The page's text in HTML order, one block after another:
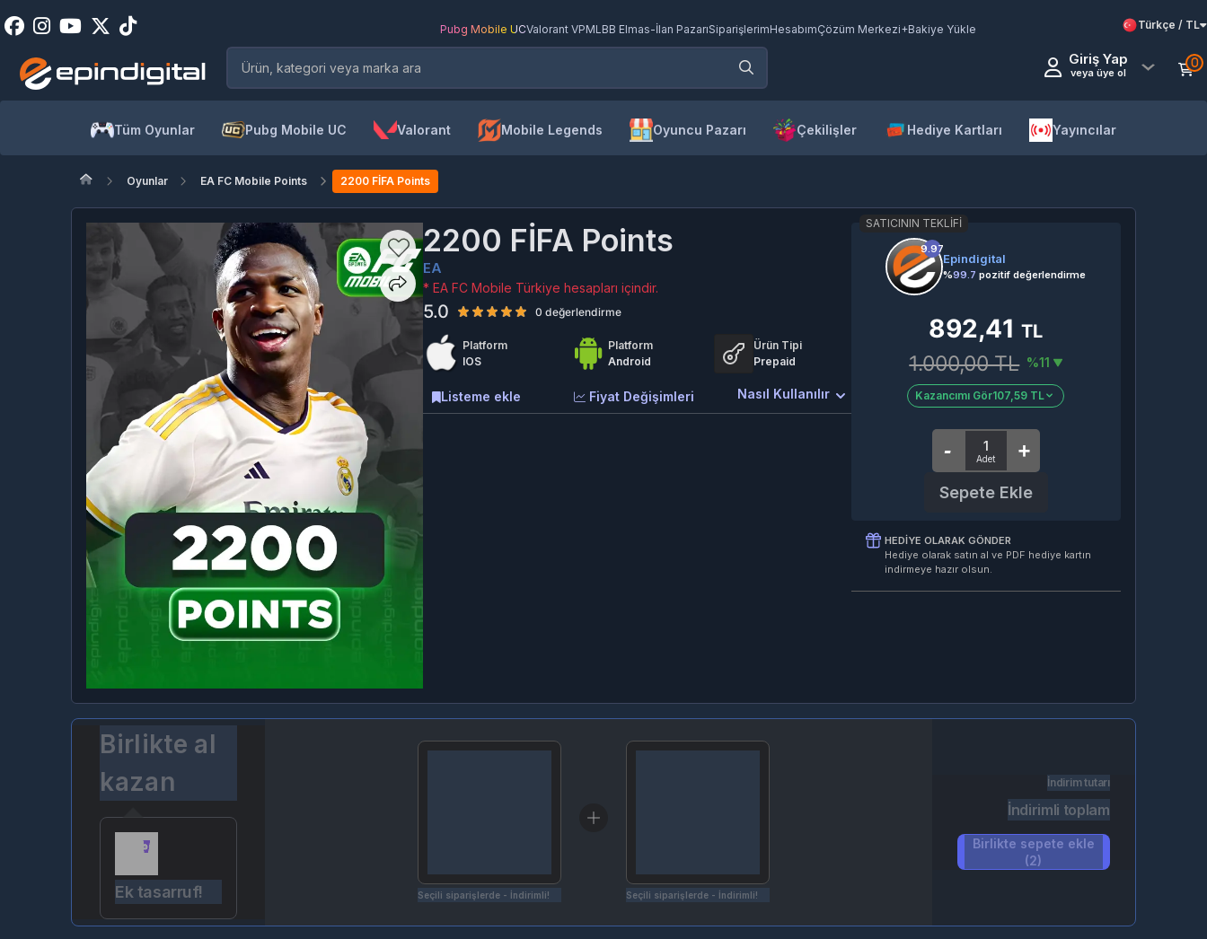
Pubg Mobile UCValorant VPMLBB Elmas-İlan PazarıSiparişlerimHesabımÇözüm Merkezi+Bakiye Yükle Türkçe / TL
Giriş Yap
veya üye ol
0
Tüm Oyunlar Pubg Mobile UC Valorant Mobile Legends Oyuncu Pazarı Çekilişler Hediye Kartları Yayıncılar
Oyunlar EA FC Mobile Points 2200 FİFA Points
2200 FİFA Points
EA
* EA FC Mobile Türkiye hesapları içindir.
5.0 0 değerlendirme
Platform
IOS
Platform
Android
Ürün Tipi
Prepaid
Nasıl Kullanılır
Fiyat Değişimleri
Listeme ekle
SATICININ TEKLIFI
9.97
Epindigital
%99.7 pozitif değerlendirme
892,41TL
1.000,00 TL %11
Kazancımı Gör107,59 TL
Sepete Ekle
HEDIYE OLARAK GÖNDER
Hediye olarak satın al ve PDF hediye kartın
indirmeye hazır olsun.
Birlikte al
kazan
Ek tasarruf! Seçili siparişlerde - İndirimli! Seçili siparişlerde - İndirimli!
İndirim tutarı
İndirimli toplam
Birlikte sepete ekle
(2)